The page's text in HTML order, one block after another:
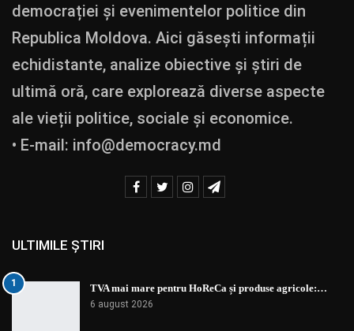
democrației și evenimentelor politice din
Republica Moldova. Aici găsești informații
echidistante, analize obiective și știri de
ultimă oră, care explorează diverse aspecte
ale vieții politice, sociale și economice.
• E-mail: info@democracy.md
ULTIMILE ȘTIRI
1 TVA mai mare pentru HoReCa și produse agricole:…
6 august 2026